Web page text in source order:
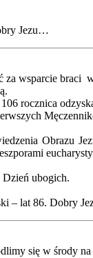
Jezu…
wsparcie
rocznica
Obrazu
ubogich.
– lat 86. Dobry
się w środy